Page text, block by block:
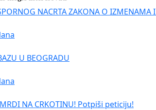
NACRTA ZAKONA O
U BEOGRADU
NA CRKOTINU! Potpiši peticiju!